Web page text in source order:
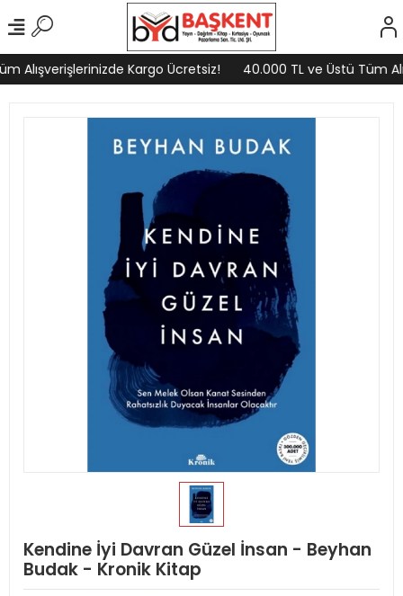
Alışverişlerinizde Kargo Ücretsiz! 40.000 TL ve Üstü Tüm
Kendine İyi Davran Güzel İnsan - Beyhan
Budak - Kronik Kitap